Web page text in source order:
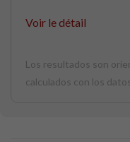
Voir le détail
Los resultados son
calculados con los